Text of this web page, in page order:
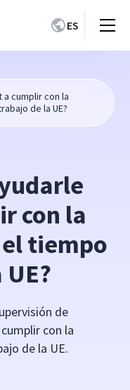
ES
a cumplir con la
de la UE?
con la
tiempo
de
con la
de la UE.